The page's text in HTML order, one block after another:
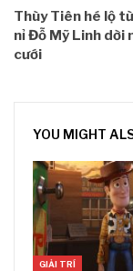
Thùy Tiên hé lộ
nỉ Đỗ Mỹ Linh dời
cưới
YOU MIGHT
GIẢI TRÍ